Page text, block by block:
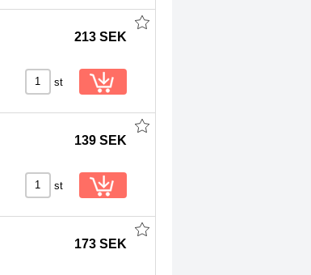
213 SEK
st
139 SEK
st
173 SEK